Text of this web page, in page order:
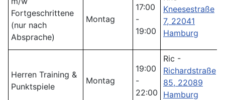
Fortgeschrittene
(nur nach
Absprache)
Montag
17:00
-
19:00
Kneesestraße
7, 22041
Hamburg
Herren Training &
Punktspiele
Montag
19:00
-
22:00
Ric -
Richardstraße
85, 22089
Hamburg